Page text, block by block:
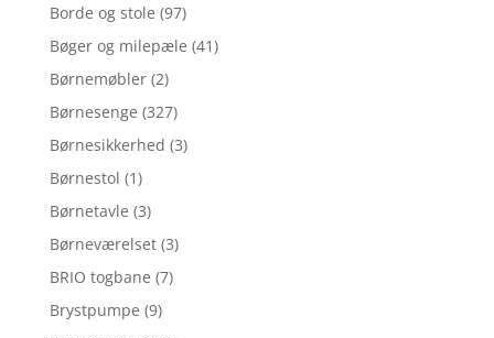
Borde og stole (97)
Bøger og milepæle (41)
Børnemøbler (2)
Børnesenge (327)
Børnesikkerhed (3)
Børnestol (1)
Børnetavle (3)
Børneværelset (3)
BRIO togbane (7)
Brystpumpe (9)